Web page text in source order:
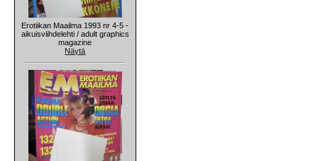
Erotiikan Maailma 1993 nr 4-5 -
aikuisviihdelehti / adult graphics
magazine
Näytä